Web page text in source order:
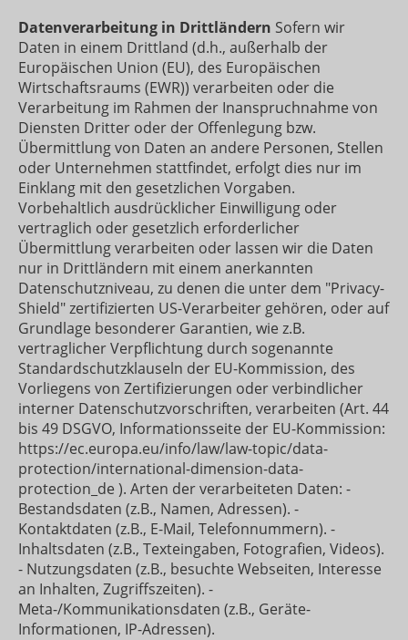
Datenverarbeitung in Drittländern Sofern wir
Daten in einem Drittland (d.h., außerhalb der
Europäischen Union (EU), des Europäischen
Wirtschaftsraums (EWR)) verarbeiten oder die
Verarbeitung im Rahmen der Inanspruchnahme von
Diensten Dritter oder der Offenlegung bzw.
Übermittlung von Daten an andere Personen, Stellen
oder Unternehmen stattfindet, erfolgt dies nur im
Einklang mit den gesetzlichen Vorgaben.
Vorbehaltlich ausdrücklicher Einwilligung oder
vertraglich oder gesetzlich erforderlicher
Übermittlung verarbeiten oder lassen wir die Daten
nur in Drittländern mit einem anerkannten
Datenschutzniveau, zu denen die unter dem "Privacy-
Shield" zertifizierten US-Verarbeiter gehören, oder auf
Grundlage besonderer Garantien, wie z.B.
vertraglicher Verpflichtung durch sogenannte
Standardschutzklauseln der EU-Kommission, des
Vorliegens von Zertifizierungen oder verbindlicher
interner Datenschutzvorschriften, verarbeiten (Art. 44
bis 49 DSGVO, Informationsseite der EU-Kommission:
https://ec.europa.eu/info/law/law-topic/data-
protection/international-dimension-data-
protection_de ). Arten der verarbeiteten Daten: -
Bestandsdaten (z.B., Namen, Adressen). -
Kontaktdaten (z.B., E-Mail, Telefonnummern). -
Inhaltsdaten (z.B., Texteingaben, Fotografien, Videos).
- Nutzungsdaten (z.B., besuchte Webseiten, Interesse
an Inhalten, Zugriffszeiten). -
Meta-/Kommunikationsdaten (z.B., Geräte-
Informationen, IP-Adressen).